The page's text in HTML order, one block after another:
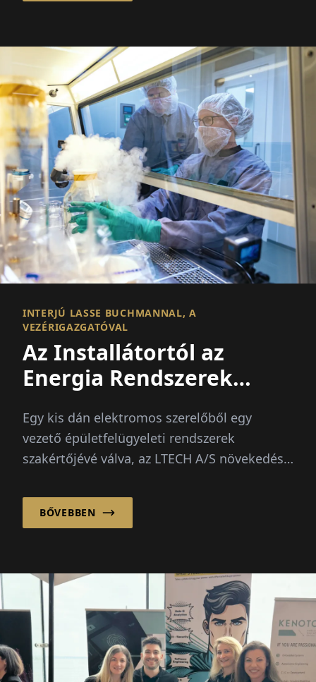
INTERJÚ LASSE BUCHMANNAL, A
VEZÉRIGAZGATÓVAL
Az Installátortól az
Energia Rendszerek
Egy kis dán elektromos szerelőből egy
vezető épületfelügyeleti rendszerek
szakértőjévé válva, az LTECH A/S növekedése
BŐVEBBEN